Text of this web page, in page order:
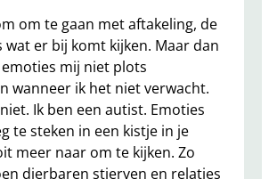
om te gaan met aftakeling, de
wat er bij komt kijken. Maar dan
mij niet plots
wanneer ik het niet verwacht.
Ik ben een autist. Emoties
te steken in een kistje in je
meer naar om te kijken. Zo
dierbaren stierven en relaties